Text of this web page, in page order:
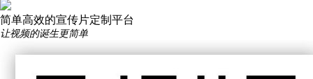
简单高效的宣传片定制平台
让视频的诞生更简单